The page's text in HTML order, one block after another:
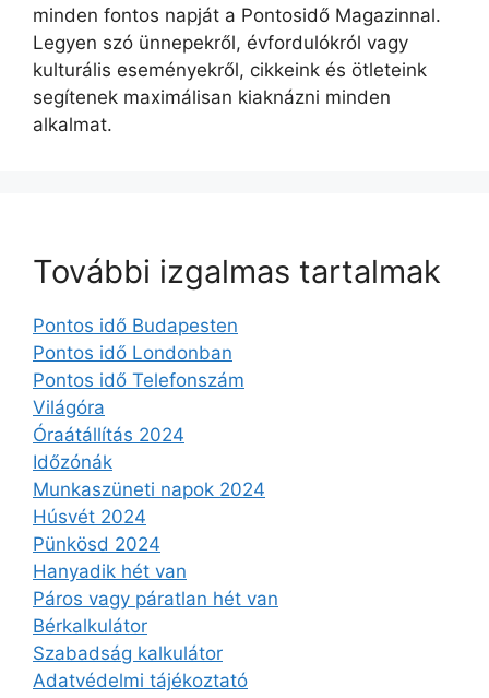
minden fontos napját a Pontosidő Magazinnal.
Legyen szó ünnepekről, évfordulókról vagy
kulturális eseményekről, cikkeink és ötleteink
segítenek maximálisan kiaknázni minden
alkalmat.
További izgalmas tartalmak
Pontos idő Budapesten
Pontos idő Londonban
Pontos idő Telefonszám
Világóra
Óraátállítás 2024
Időzónák
Munkaszüneti napok 2024
Húsvét 2024
Pünkösd 2024
Hanyadik hét van
Páros vagy páratlan hét van
Bérkalkulátor
Szabadság kalkulátor
Adatvédelmi tájékoztató